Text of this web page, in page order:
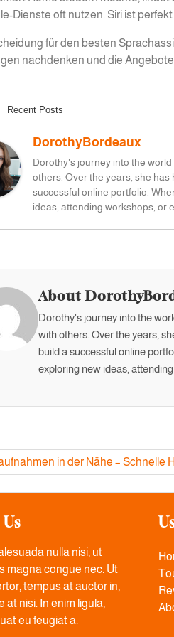
Dienste oft nutzen. Siri ist
für den besten
nachdenken und die
Recent Posts
DorothyBordeaux
Dorothy's journey into the
others. Over the years, she has
successful online portfolio.
ideas, attending workshops, or
About
Dorothy's journey into the
with others. Over the years,
build a successful online
exploring new ideas,
in der Nähe – Schnelle
nulla nisi, ut
magna congue nec. Ut
tempus at auctor in,
at nisi. In enim ligula,
eu feugiat a.